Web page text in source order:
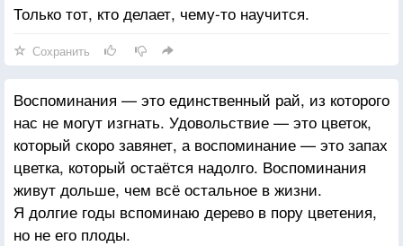
Только тот, кто делает, чему-то научится.
Сохранить
Воспоминания — это единственный рай, из которого
нас не могут изгнать. Удовольствие — это цветок,
который скоро завянет, а воспоминание — это запах
цветка, который остаётся надолго. Воспоминания
живут дольше, чем всё остальное в жизни.
Я долгие годы вспоминаю дерево в пору цветения,
но не его плоды.